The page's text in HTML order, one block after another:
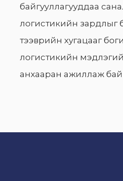
байгууллагууддаа
логистикийн зардлыг
тээврийн хугацааг
логистикийн мэдлэгийг
анхааран ажиллаж